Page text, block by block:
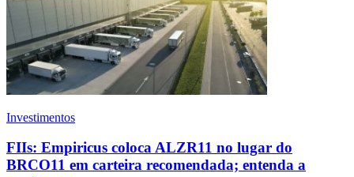
Investimentos
FIIs: Empiricus coloca ALZR11 no lugar do
BRCO11 em carteira recomendada; entenda a